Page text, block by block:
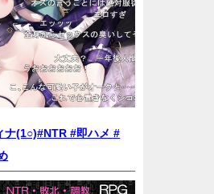
ナ(1○)#NTR #即ハメ #